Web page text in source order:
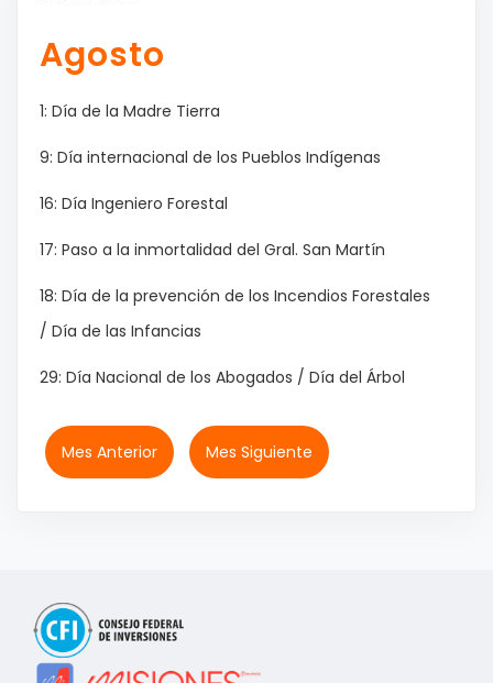
Agosto
1: Día de la Madre Tierra
9: Día internacional de los Pueblos Indígenas
16: Día Ingeniero Forestal
17: Paso a la inmortalidad del Gral. San Martín
18: Día de la prevención de los Incendios Forestales
/ Día de las Infancias
29: Día Nacional de los Abogados / Día del Árbol
Mes Anterior Mes Siguiente